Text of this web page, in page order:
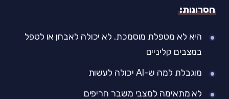
חסרונות:
היא לא מטפלת מוסמכת. לא יכולה לאבחן או לטפל
במצבים קליניים
מוגבלת למה ש-AI יכולה לעשות
לא מתאימה למצבי משבר חריפים